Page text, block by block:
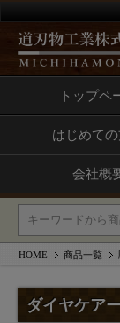
トップペ
はじめて
会社概
HOME 商品一覧
ダイヤケアー